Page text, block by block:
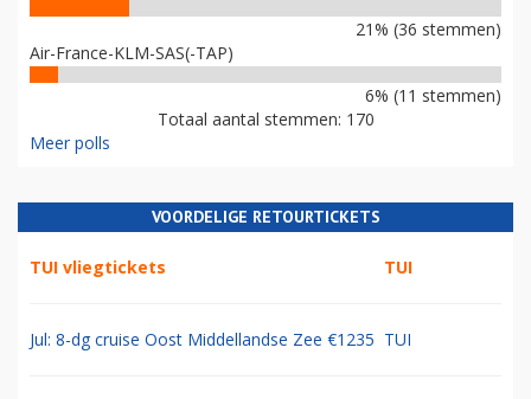
21% (36 stemmen)
Air-France-KLM-SAS(-TAP)
6% (11 stemmen)
Totaal aantal stemmen: 170
Meer polls
VOORDELIGE RETOURTICKETS
TUI vliegtickets TUI
Jul: 8-dg cruise Oost Middellandse Zee €1235 TUI